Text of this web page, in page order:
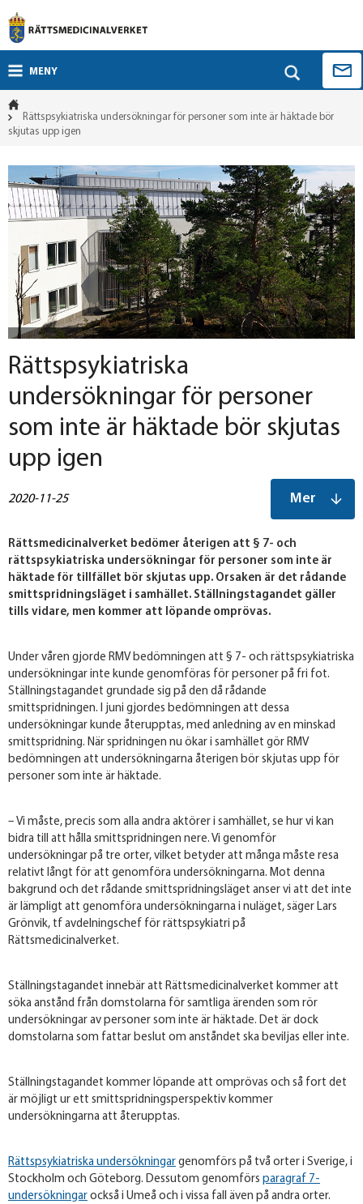
MENY
Rättspsykiatriska undersökningar för personer som inte är häktade bör
skjutas upp igen
Rättspsykiatriska
undersökningar för personer
som inte är häktade bör skjutas
upp igen
Mer
2020-11-25
Rättsmedicinalverket bedömer återigen att § 7- och
rättspsykiatriska undersökningar för personer som inte är
häktade för tillfället bör skjutas upp. Orsaken är det rådande
smittspridningsläget i samhället. Ställningstagandet gäller
tills vidare, men kommer att löpande omprövas.
Under våren gjorde RMV bedömningen att § 7- och rättspsykiatriska
undersökningar inte kunde genomföras för personer på fri fot.
Ställningstagandet grundade sig på den då rådande
smittspridningen. I juni gjordes bedömningen att dessa
undersökningar kunde återupptas, med anledning av en minskad
smittspridning. När spridningen nu ökar i samhället gör RMV
bedömningen att undersökningarna återigen bör skjutas upp för
personer som inte är häktade.
– Vi måste, precis som alla andra aktörer i samhället, se hur vi kan
bidra till att hålla smittspridningen nere. Vi genomför
undersökningar på tre orter, vilket betyder att många måste resa
relativt långt för att genomföra undersökningarna. Mot denna
bakgrund och det rådande smittspridningsläget anser vi att det inte
är lämpligt att genomföra undersökningarna i nuläget, säger Lars
Grönvik, tf avdelningschef för rättspsykiatri på
Rättsmedicinalverket.
Ställningstagandet innebär att Rättsmedicinalverket kommer att
söka anstånd från domstolarna för samtliga ärenden som rör
undersökningar av personer som inte är häktade. Det är dock
domstolarna som fattar beslut om anståndet ska beviljas eller inte.
Ställningstagandet kommer löpande att omprövas och så fort det
är möjligt ur ett smittspridningsperspektiv kommer
undersökningarna att återupptas.
Rättspsykiatriska undersökningar genomförs på två orter i Sverige, i
Stockholm och Göteborg. Dessutom genomförs paragraf 7-
undersökningar också i Umeå och i vissa fall även på andra orter.